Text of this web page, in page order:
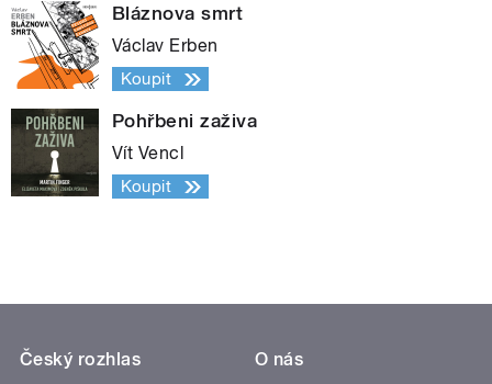
Bláznova smrt
Václav Erben
Koupit
Pohřbeni zaživa
Vít Vencl
Koupit
Český rozhlas
O nás